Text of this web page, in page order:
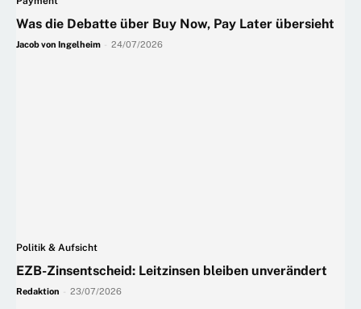
Was die Debatte über Buy Now, Pay Later übersieht
Jacob von Ingelheim 24/07/2026
Politik & Aufsicht
EZB-Zinsentscheid: Leitzinsen bleiben unverändert
Redaktion 23/07/2026